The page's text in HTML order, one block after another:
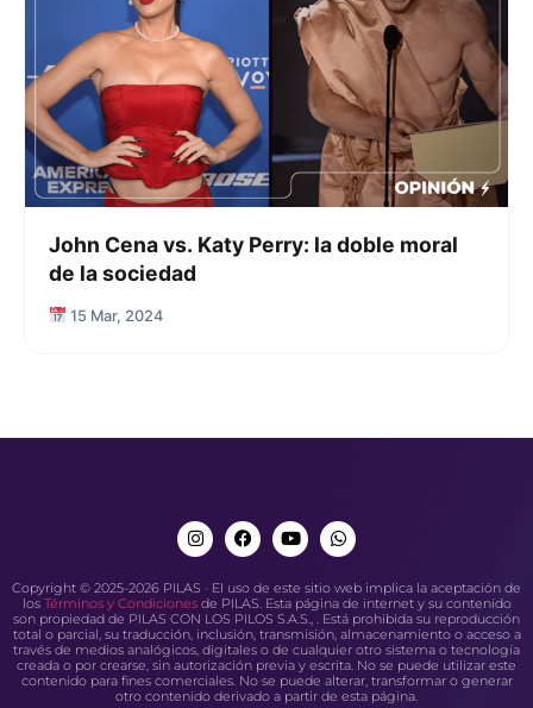
John Cena vs. Katy Perry: la doble moral
de la sociedad
15 Mar, 2024
Copyright © 2025-2026 PILAS · El uso de este sitio web implica la aceptación de
los Términos y Condicionesde PILAS. Esta página de internet y su contenido
son propiedad de PILAS CON LOS PILOS S.A.S., . Está prohibida su reproducción
total o parcial, su traducción, inclusión, transmisión, almacenamiento o acceso a
través de medios analógicos, digitales o de cualquier otro sistema o tecnología
creada o por crearse, sin autorización previa y escrita. No se puede utilizar este
contenido para fines comerciales. No se puede alterar, transformar o generar
otro contenido derivado a partir de esta página.